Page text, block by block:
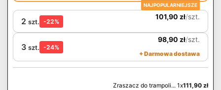
NAJPOPULARNIEJSZE
2 szt. -22%
101,90 zł/szt.
3 szt. -24%
98,90 zł/szt.
+ Darmowa dostawa
Zraszacz do trampoli... 1x111,90 zł